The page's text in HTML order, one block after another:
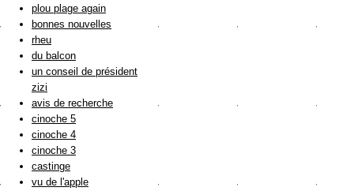
plou plage again
bonnes nouvelles
rheu
du balcon
un conseil de président
zizi
avis de recherche
cinoche 5
cinoche 4
cinoche 3
castinge
vu de l'apple